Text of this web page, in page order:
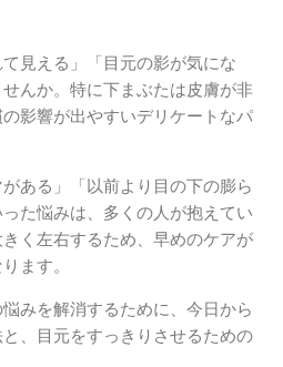
見える」「目元の影が気にな
んか。特に下まぶたは皮膚が非
影響が出やすいデリケートなパ
がある」「以前より目の下の膨ら
た悩みは、多くの人が抱えてい
く左右するため、早めのケアが
ます。
みを解消するために、今日から
、目元をすっきりさせるための